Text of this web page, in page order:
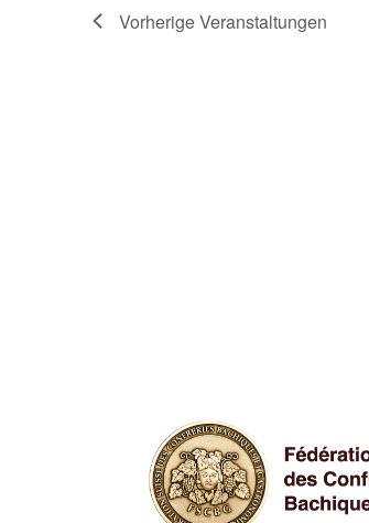
VorherigeVeranstaltungen